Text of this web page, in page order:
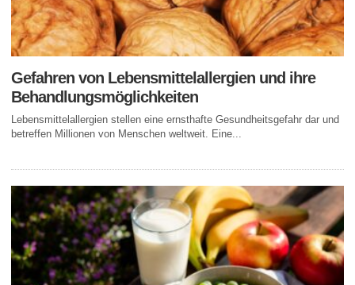
Gefahren von Lebensmittelallergien und ihre
Behandlungsmöglichkeiten
Lebensmittelallergien stellen eine ernsthafte Gesundheitsgefahr dar und
betreffen Millionen von Menschen weltweit. Eine...